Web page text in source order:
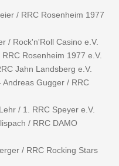
/ RRC Rosenheim 1977
/ Rock'n'Roll Casino e.V.
Rosenheim 1977 e.V.
Jahn Landsberg e.V.
Gugger / RRC
/ 1. RRC Speyer e.V.
/ RRC DAMO
/ RRC Rocking Stars